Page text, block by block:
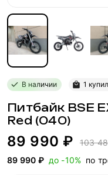
В наличии 1
Питбайк BSE
Red (040)
89 990 ₽ 103
89 990 ₽ до -10% по